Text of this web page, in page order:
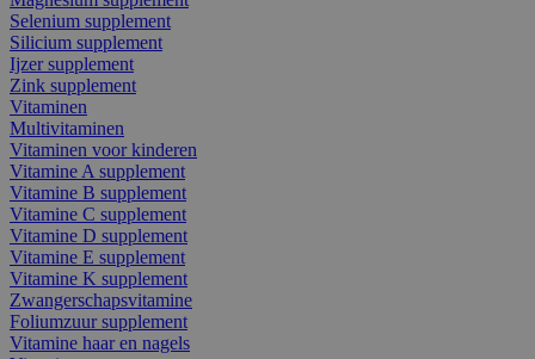
Selenium supplement
Silicium supplement
Ijzer supplement
Zink supplement
Vitaminen
Multivitaminen
Vitaminen voor kinderen
Vitamine A supplement
Vitamine B supplement
Vitamine C supplement
Vitamine D supplement
Vitamine E supplement
Vitamine K supplement
Zwangerschapsvitamine
Foliumzuur supplement
Vitamine haar en nagels